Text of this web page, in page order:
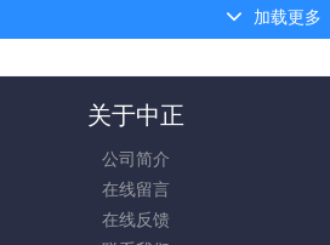
关于中正
公司简介
在线留言
在线反馈
联系我们